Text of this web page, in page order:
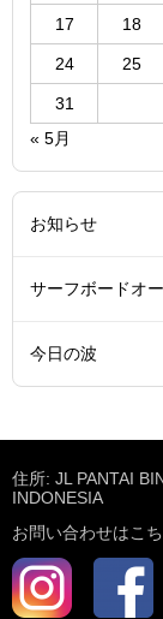
17 18
24 25
31
« 5月
お知らせ
サーフボードオ
今日の波
住所: JL PANTAI
INDONESIA
お問い合わせはこ